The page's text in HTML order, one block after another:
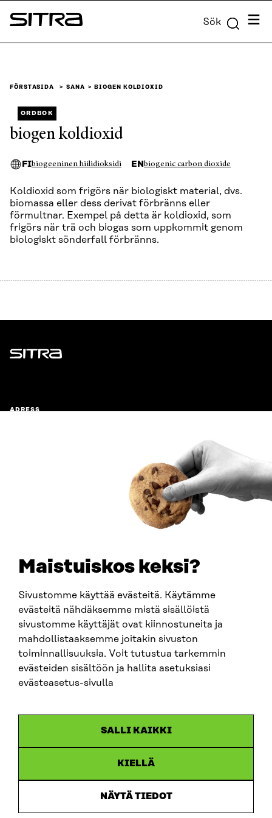
Maistuiskos keksi?
Sivustomme käyttää evästeitä. Käytämme
evästeitä nähdäksemme mistä sisällöistä
sivustomme käyttäjät ovat kiinnostuneita ja
mahdollistaaksemme joitakin sivuston
toiminnallisuuksia. Voit tutustua tarkemmin
evästeiden sisältöön ja hallita asetuksiasi
evästeasetus-sivulla
SALLI KAIKKI
KIELLÄ
NÄYTÄ TIEDOT
Skip to
content
Sitra Sök Meny
FÖRSTASIDA SANA BIOGEN KOLDIOXID
ORDBOK
biogen koldioxid
FIbiogeeninen hiilidioksidi EN biogenic carbon dioxide
Koldioxid som frigörs när biologiskt material, dvs.
biomassa eller dess derivat förbränns eller
förmultnar. Exempel på detta är koldioxid, som
frigörs när trä och biogas som uppkommit genom
biologiskt sönderfall förbränns.
Sitra
ADRESS
fornamn.efternamn@sitra.fi
SITRA PÅ SOCIALA MEDIER
LinkedIn
Instagram
YouTube
Tillgänglighetsutredning
Beskrivning av handlingsoffentligheten